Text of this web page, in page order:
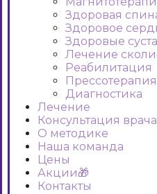
Здоровая
Здоровое
Здоровые
Лечение
Реабилитация
Прессотерапия
Диагностика
Лечение
Консультация врача
О методике
Наша команда
Цены
Акции🎁
Контакты